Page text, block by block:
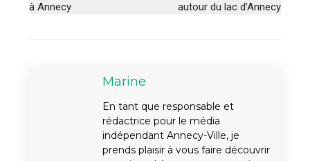
à Annecy
autour du lac d’Annecy
Marine
En tant que responsable et
rédactrice pour le média
indépendant Annecy-Ville, je
prends plaisir à vous faire découvrir